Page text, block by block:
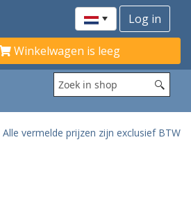
Winkelwagen is leeg
Alle vermelde prijzen zijn exclusief BTW